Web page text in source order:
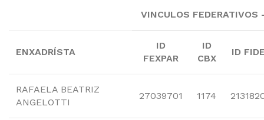
VINCULOS FEDERATIVOS
ENXADRÍSTA
ID
FEXPAR
ID
CBX
ID
RAFAELA BEATRIZ
ANGELOTTI
27039701 1174